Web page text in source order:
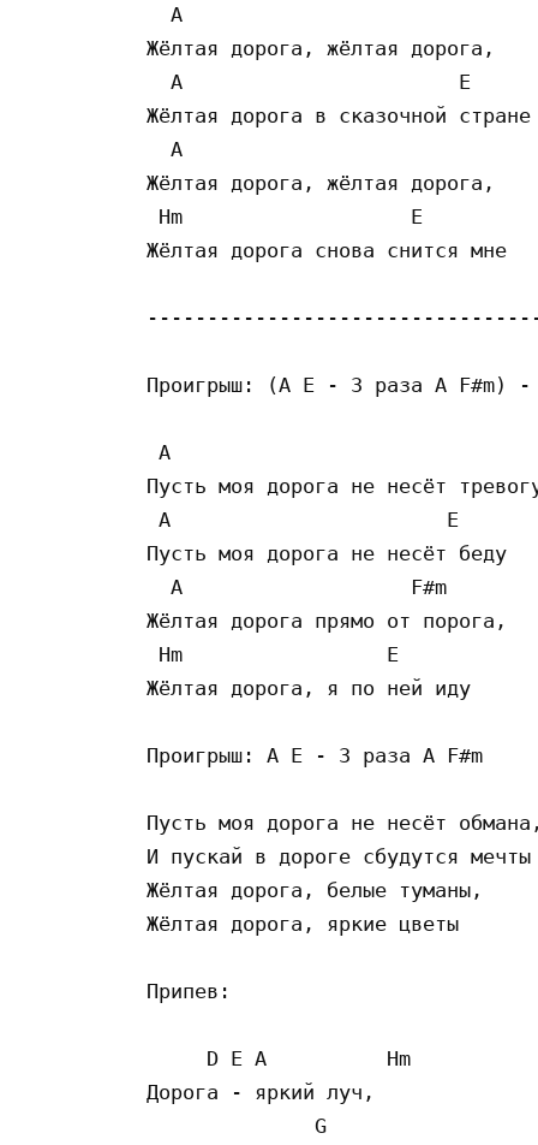
Жёлтая дорога, жёлтая дорога,
A
Жёлтая дорога в сказочной стране
Жёлтая дорога, жёлтая дорога,
Hm                   E
Жёлтая дорога снова снится мне
Проигрыш: (A E - 3 раза A F#m)
Пусть моя дорога не несёт
A
Пусть моя дорога не несёт беду
A
Жёлтая дорога прямо от порога,
Hm                 E
Жёлтая дорога, я по ней иду
Проигрыш: A E - 3 раза A F#m
Пусть моя дорога не несёт
И пускай в дороге сбудутся мечты
Жёлтая дорога, белые туманы,
Жёлтая дорога, яркие цветы
Припев:
     D E A          Hm
Дорога - яркий луч,
G